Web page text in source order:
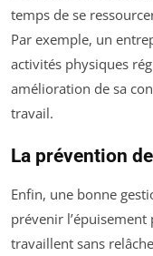
temps de se
Par exemple, un
activités physiques
amélioration de sa
travail.
La prévention
Enfin, une bonne
prévenir
travaillent sans